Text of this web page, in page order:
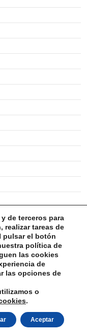
de Cookies
de terceros para
realizar tareas de
pulsar el botón
política de
las cookies
de
las opciones de
o
.
Aceptar